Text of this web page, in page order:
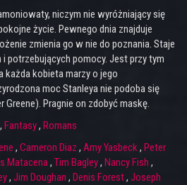
niczym nie wyróżniający się
życie. Pewnego dnia znajduje
zmienia go w nie do poznania. Staje
potrzebujących pomocy. Jest przy tym
każda kobieta marzy o jego
moc Stanleya nie podoba się
Pragnie on zdobyć maskę.
, Fantasy, Romans
, Cameron Diaz , Amy Yasbeck, Peter
Matacena, Tim Bagley, Nancy Fish ,
, Jim Doughan , Denis Forest, Joseph